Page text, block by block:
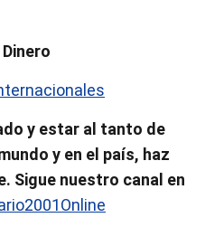
y estar al tanto de
y en el país, haz
Sigue nuestro canal en